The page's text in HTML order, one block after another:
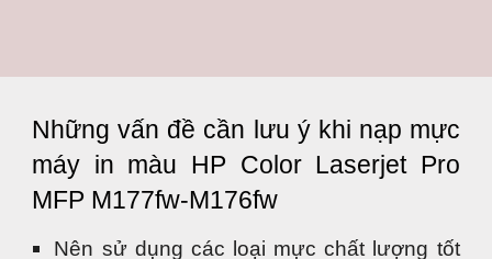
Những vấn đề cần lưu ý khi nạp mực
máy in màu HP Color Laserjet Pro
MFP M177fw-M176fw
Nên sử dụng các loại mực chất lượng tốt